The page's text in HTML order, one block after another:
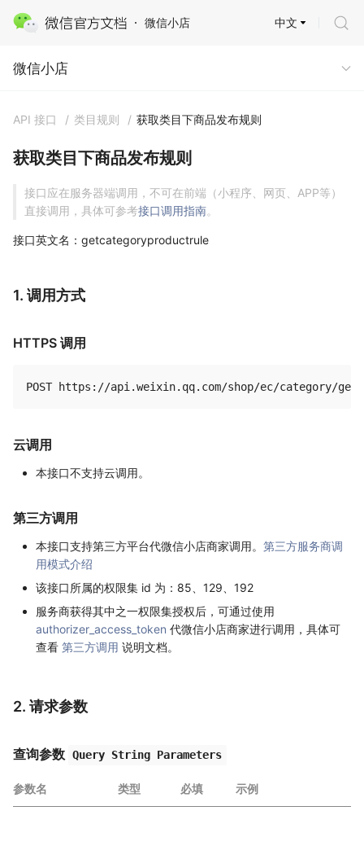
微信小店
微信小店
中文
微信小店
API 接口 / 类目规则 / 获取类目下商品发布规则
获取类目下商品发布规则
接口应在服务器端调用，不可在前端（小程序、网页、APP等）
直接调用，具体可参考接口调用指南。
接口英文名：getcategoryproductrule
1. 调用方式
HTTPS 调用
云调用
本接口不支持云调用。
第三方调用
本接口支持第三方平台代微信小店商家调用。 第三方服务商调
用模式介绍
该接口所属的权限集 id 为：85、129、192
服务商获得其中之一权限集授权后，可通过使用
authorizer_access_token 代微信小店商家进行调用，具体可
查看 第三方调用 说明文档。
2. 请求参数
查询参数 Query String Parameters
参数名 类型 必填 示例